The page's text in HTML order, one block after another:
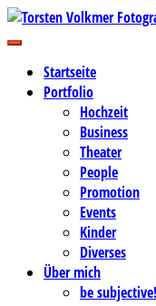
Zum
Inhalt
Torsten
Business-, Portrait- und
Startseite
Portfolio
Hochzeit
Business
Theater
People
Promotion
Events
Kinder
Diverses
Über mich
be subjective!